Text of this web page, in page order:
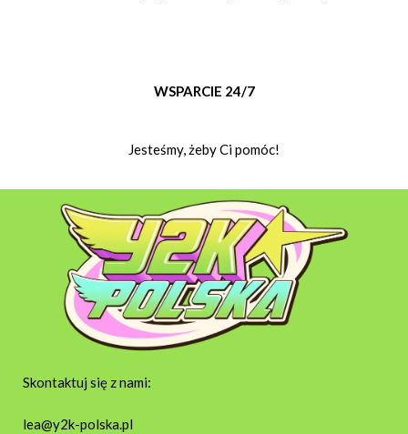
WSPARCIE 24/7
Jesteśmy, żeby Ci pomóc!
Skontaktuj się z nami:
lea@y2k-polska.pl